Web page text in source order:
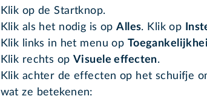
Klik op de Startknop.
Klik als het nodig is opAlles. Klik op
Klik links in het menu op
Klik rechts op Visuele effecten.
Klik achter de effecten op het schuifje
wat ze betekenen: